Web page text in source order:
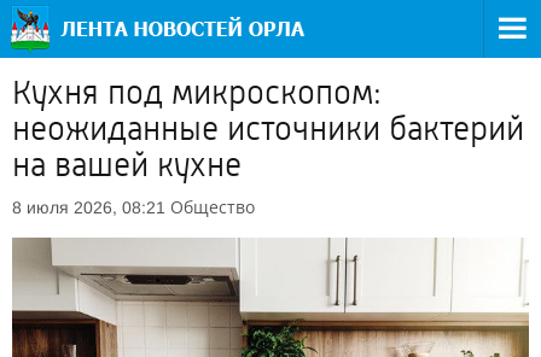
Кухня под микроскопом:
неожиданные источники бактерий
на вашей кухне
8 июля 2026, 08:21 Общество